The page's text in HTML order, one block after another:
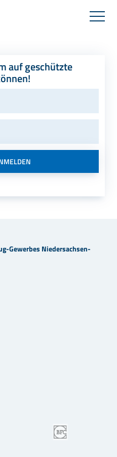
auf geschützte
Gewerbes Niedersachsen-